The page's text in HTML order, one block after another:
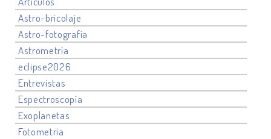
Astro-bricolaje
Astro-fotografía
Astrometría
eclipse2026
Entrevistas
Espectroscopía
Exoplanetas
Fotometría